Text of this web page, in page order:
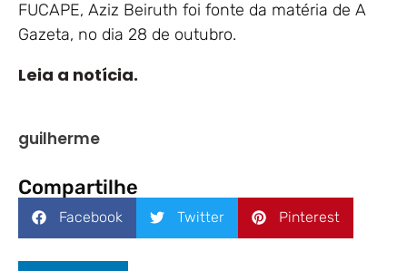
FUCAPE, Aziz Beiruth foi fonte da matéria de A
Gazeta, no dia 28 de outubro.
Leia a notícia.
guilherme
Compartilhe
Facebook Twitter Pinterest